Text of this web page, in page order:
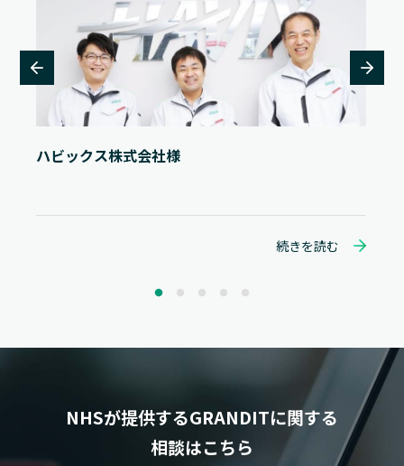
ハビックス株式会社様
続きを読む
NHSが提供するGRANDITに関する
相談はこちら